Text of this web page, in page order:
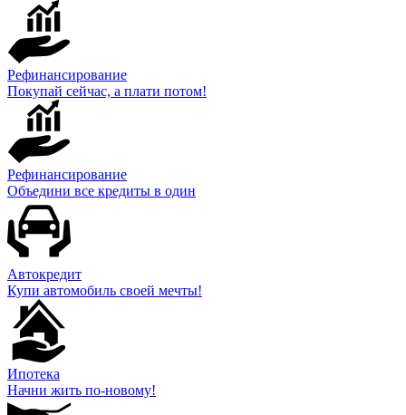
Рефинансирование
Покупай сейчас, а плати потом!
Рефинансирование
Объедини все кредиты в один
Автокредит
Купи автомобиль своей мечты!
Ипотека
Начни жить по-новому!